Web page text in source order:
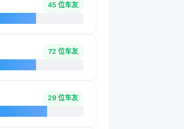
45 位车友
72 位车友
29 位车友